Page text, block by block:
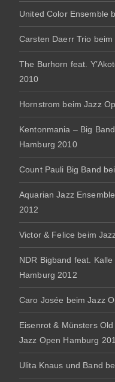
United Color Ensemble
Carsten Daerr Trio
The Burhorn feat.
2010
Hornstrom beim Jazz
Kentonmania – Big
Hamburg 2010
Count Pauli Big Band
Aquarian Jazz
2012
Victor & Felice beim
NDR Bigband feat.
Hamburg 2012
Caro Josée beim Jazz
Eisenrot & Münsters
Jazz Open Hamburg
Ulita Knaus und Band